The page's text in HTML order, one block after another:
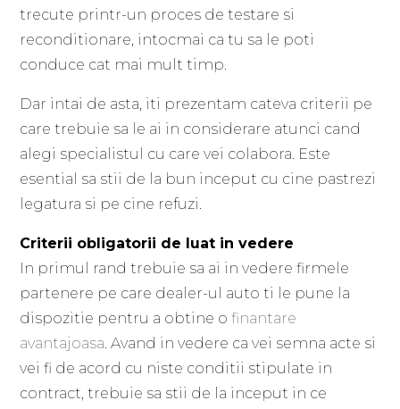
trecute printr-un proces de testare si
reconditionare, intocmai ca tu sa le poti
conduce cat mai mult timp.
Dar intai de asta, iti prezentam cateva criterii pe
care trebuie sa le ai in considerare atunci cand
alegi specialistul cu care vei colabora. Este
esential sa stii de la bun inceput cu cine pastrezi
legatura si pe cine refuzi.
Criterii obligatorii de luat in vedere
In primul rand trebuie sa ai in vedere firmele
partenere pe care dealer-ul auto ti le pune la
dispozitie pentru a obtine ofinantare
avantajoasa. Avand in vedere ca vei semna acte si
vei fi de acord cu niste conditii stipulate in
contract, trebuie sa stii de la inceput in ce